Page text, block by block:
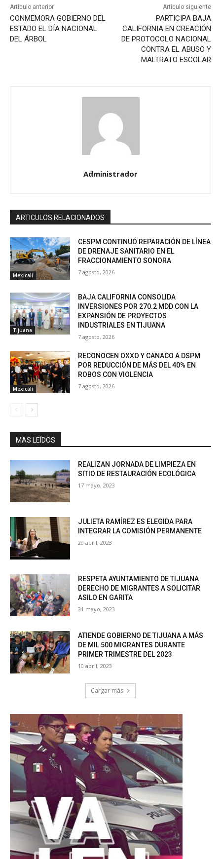
Artículo anterior
CONMEMORA GOBIERNO DEL
ESTADO EL DÍA NACIONAL
DEL ÁRBOL
Artículo siguiente
PARTICIPA BAJA
CALIFORNIA EN CREACIÓN
DE PROTOCOLO NACIONAL
CONTRA EL ABUSO Y
MALTRATO ESCOLAR
Administrador
ARTICULOS RELACIONADOS
Mexicali
CESPM CONTINUÓ REPARACIÓN DE LÍNEA
DE DRENAJE SANITARIO EN EL
FRACCIONAMIENTO SONORA
7 agosto, 2026
Tijuana
BAJA CALIFORNIA CONSOLIDA
INVERSIONES POR 270.2 MDD CON LA
EXPANSIÓN DE PROYECTOS
INDUSTRIALES EN TIJUANA
7 agosto, 2026
Mexicali
RECONOCEN OXXO Y CANACO A DSPM
POR REDUCCIÓN DE MÁS DEL 40% EN
ROBOS CON VIOLENCIA
7 agosto, 2026
MAS LEÍDOS
REALIZAN JORNADA DE LIMPIEZA EN
SITIO DE RESTAURACIÓN ECOLÓGICA
17 mayo, 2023
JULIETA RAMÍREZ ES ELEGIDA PARA
INTEGRAR LA COMISIÓN PERMANENTE
29 abril, 2023
RESPETA AYUNTAMIENTO DE TIJUANA
DERECHO DE MIGRANTES A SOLICITAR
ASILO EN GARITA
31 mayo, 2023
ATIENDE GOBIERNO DE TIJUANA A MÁS
DE MIL 500 MIGRANTES DURANTE
PRIMER TRIMESTRE DEL 2023
10 abril, 2023
Cargar más